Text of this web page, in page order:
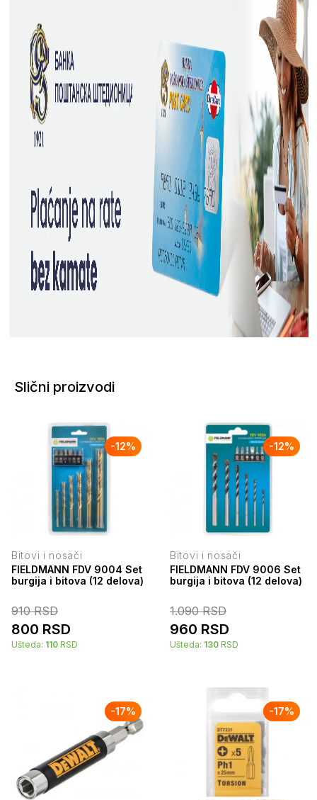
Slični proizvodi
-12%
Bitovi i nosači
FIELDMANN FDV 9004 Set
burgija i bitova (12 delova)
910RSD
800 RSD
Ušteda: 110 RSD
-12%
Bitovi i nosači
FIELDMANN FDV 9006 Set
burgija i bitova (12 delova)
1.090RSD
960 RSD
Ušteda: 130 RSD
-17% -17%